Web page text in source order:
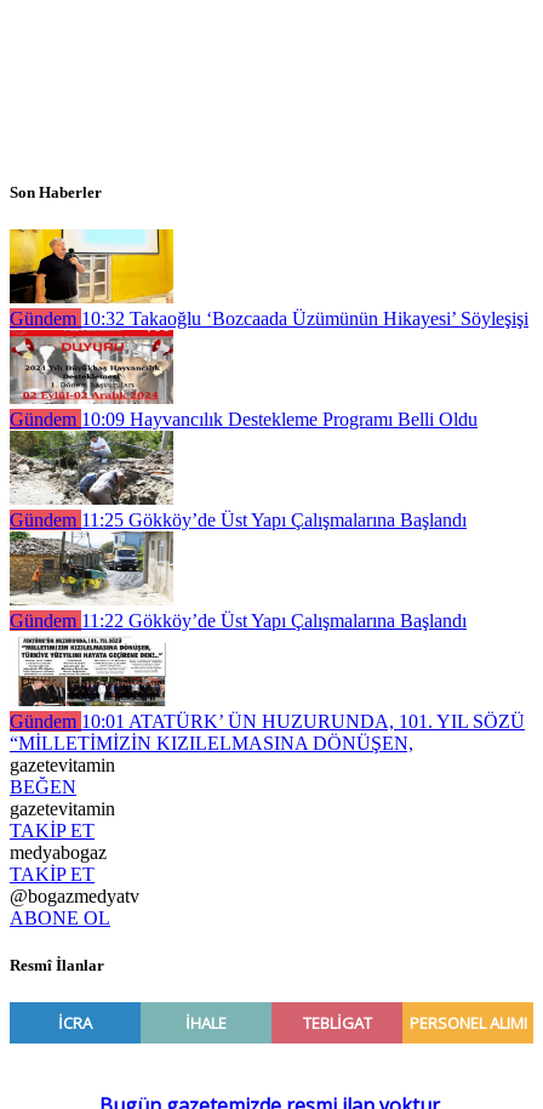
Son Haberler
Gündem 10:32 Takaoğlu ‘Bozcaada Üzümünün Hikayesi’ Söyleşişi
Gündem 10:09 Hayvancılık Destekleme Programı Belli Oldu
Gündem 11:25 Gökköy’de Üst Yapı Çalışmalarına Başlandı
Gündem 11:22 Gökköy’de Üst Yapı Çalışmalarına Başlandı
Gündem 10:01 ATATÜRK’ ÜN HUZURUNDA, 101. YIL SÖZÜ
“MİLLETİMİZİN KIZILELMASINA DÖNÜŞEN,
gazetevitamin
BEĞEN
gazetevitamin
TAKİP ET
medyabogaz
TAKİP ET
@bogazmedyatv
ABONE OL
Resmî İlanlar